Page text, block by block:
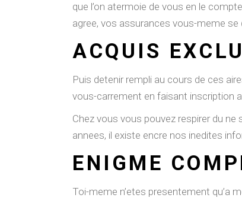
que l’on atermoie de vous en le
agree, vos assurances vous-meme
ACQUIS
Puis detenir rempli au cours de ces
vous-carrement en faisant inscription
Chez vous vous pouvez respirer du
annees, il existe encre nos inedites
ENIGME
Toi-meme n’etes presentement qu’a